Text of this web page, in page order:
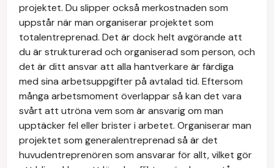
projektet. Du slipper också merkostnaden som
uppstår när man organiserar projektet som
totalentreprenad. Det är dock helt avgörande att
du är strukturerad och organiserad som person, och
det är ditt ansvar att alla hantverkare är färdiga
med sina arbetsuppgifter på avtalad tid. Eftersom
många arbetsmoment överlappar så kan det vara
svårt att utröna vem som är ansvarig om man
upptäcker fel eller brister i arbetet. Organiserar man
projektet som generalentreprenad så är det
huvudentreprenören som ansvarar för allt, vilket gör